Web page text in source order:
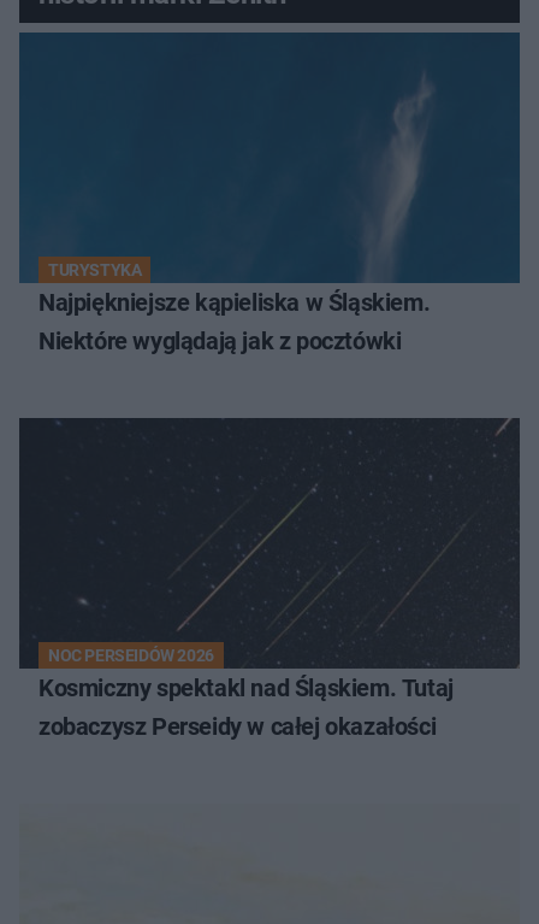
TURYSTYKA
Najpiękniejsze kąpieliska w Śląskiem.
Niektóre wyglądają jak z pocztówki
NOC PERSEIDÓW 2026
Kosmiczny spektakl nad Śląskiem. Tutaj
zobaczysz Perseidy w całej okazałości